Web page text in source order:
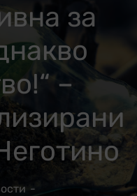
за
–